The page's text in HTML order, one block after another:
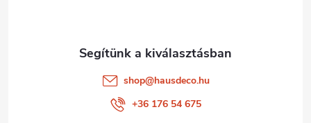
shop@hausdeco.hu
+36 176 54 675